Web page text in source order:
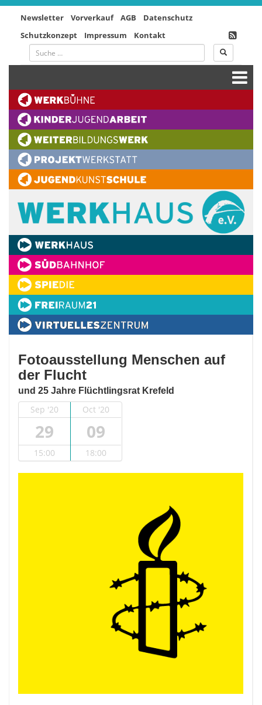
Newsletter Vorverkauf AGB
Datenschutz
Schutzkonzept
Impressum Kontakt
Fotoausstellung Menschen auf
der Flucht
und 25 Jahre Flüchtlingsrat Krefeld
Sep '20 Oct '20
29 09
15:00 18:00